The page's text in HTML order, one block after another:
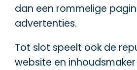
dan een rommelige
advertenties.
Tot slot speelt ook de
website en inhoudsmaker